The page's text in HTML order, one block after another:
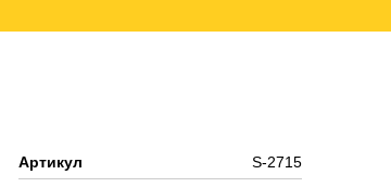
Артикул
S-2715